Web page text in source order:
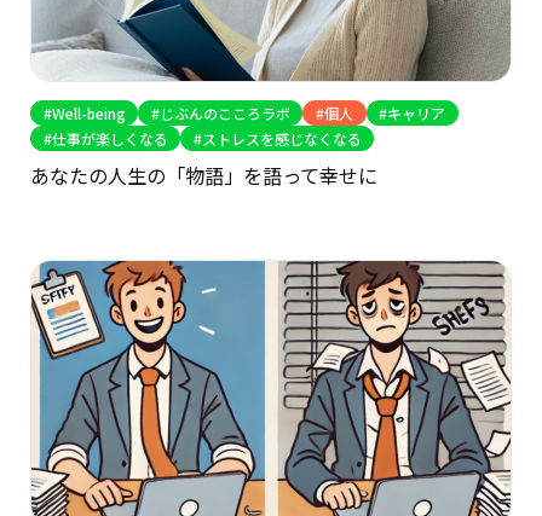
Well-being じぶんのこころラボ 個人
キャリア
仕事が楽しくなる
ストレスを感じなくなる
あなたの人生の「物語」を語って幸せに